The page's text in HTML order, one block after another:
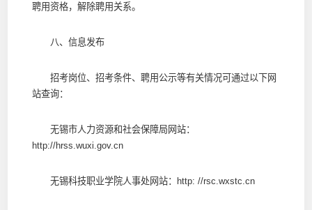
聘用资格，解除聘用关系。
八、信息发布
招考岗位、招考条件、聘用公示等有关情况可通过以下网
站查询：
无锡市人力资源和社会保障局网站：
http://hrss.wuxi.gov.cn
无锡科技职业学院人事处网站：http: //rsc.wxstc.cn